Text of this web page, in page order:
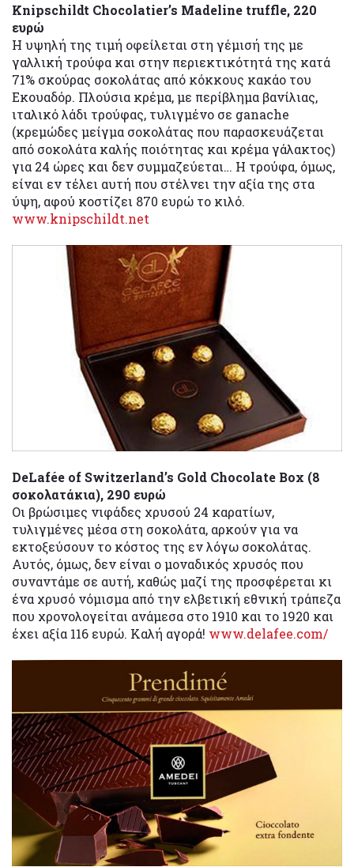
Knipschildt Chocolatier’s Madeline truffle, 220
ευρώ
Η υψηλή της τιμή οφείλεται στη γέμισή της με
γαλλική τρούφα και στην περιεκτικότητά της κατά
71% σκούρας σοκολάτας από κόκκους κακάο του
Εκουαδόρ. Πλούσια κρέμα, με περίβλημα βανίλιας,
ιταλικό λάδι τρούφας, τυλιγμένο σε ganache
(κρεμώδες μείγμα σοκολάτας που παρασκευάζεται
από σοκολάτα καλής ποιότητας και κρέμα γάλακτος)
για 24 ώρες και δεν συμμαζεύεται… Η τρούφα, όμως,
είναι εν τέλει αυτή που στέλνει την αξία της στα
ύψη, αφού κοστίζει 870 ευρώ το κιλό.
www.knipschildt.net
DeLafée of Switzerland’s Gold Chocolate Box (8
σοκολατάκια), 290 ευρώ
Οι βρώσιμες νιφάδες χρυσού 24 καρατίων,
τυλιγμένες μέσα στη σοκολάτα, αρκούν για να
εκτοξεύσουν το κόστος της εν λόγω σοκολάτας.
Αυτός, όμως, δεν είναι ο μοναδικός χρυσός που
συναντάμε σε αυτή, καθώς μαζί της προσφέρεται κι
ένα χρυσό νόμισμα από την ελβετική εθνική τράπεζα
που χρονολογείται ανάμεσα στο 1910 και το 1920 και
έχει αξία 116 ευρώ. Καλή αγορά! www.delafee.com/